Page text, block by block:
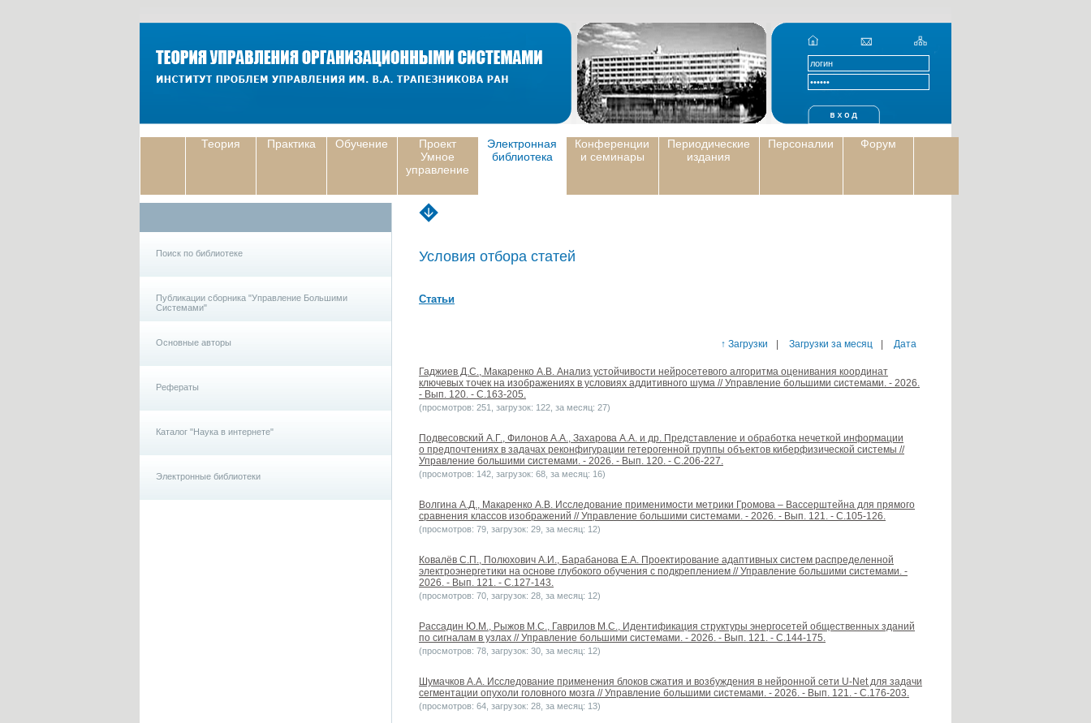
Теория Практика Обучение
Проект
Умное
управление
Электронная
библиотека
Конференции
и семинары
Периодические
издания
Персоналии Форум
Поиск по библиотеке
Публикации сборника "Управление Большими
Системами"
Основные авторы
Рефераты
Каталог "Наука в интернете"
Электронные библиотеки
Условия отбора статей
Статьи
↑ Загрузки Загрузки за месяц Дата
Гаджиев Д.С., Макаренко А.В. Анализ устойчивости нейросетевого алгоритма оценивания координат
ключевых точек на изображениях в условиях аддитивного шума // Управление большими системами. - 2026.
- Вып. 120. - С.163-205.
(просмотров: 251, загрузок: 122, за месяц: 27)
Подвесовский А.Г., Филонов А.А., Захарова А.А. и др. Представление и обработка нечеткой информации
о предпочтениях в задачах реконфигурации гетерогенной группы объектов киберфизической системы //
Управление большими системами. - 2026. - Вып. 120. - С.206-227.
(просмотров: 142, загрузок: 68, за месяц: 16)
Волгина А.Д., Макаренко А.В. Исследование применимости метрики Громова – Вассерштейна для прямого
сравнения классов изображений // Управление большими системами. - 2026. - Вып. 121. - С.105-126.
(просмотров: 79, загрузок: 29, за месяц: 12)
Ковалёв С.П., Полюхович А.И., Барабанова Е.А. Проектирование адаптивных систем распределенной
электроэнергетики на основе глубокого обучения с подкреплением // Управление большими системами. -
2026. - Вып. 121. - С.127-143.
(просмотров: 70, загрузок: 28, за месяц: 12)
Рассадин Ю.М., Рыжов М.С., Гаврилов М.С., Идентификация структуры энергосетей общественных зданий
по сигналам в узлах // Управление большими системами. - 2026. - Вып. 121. - С.144-175.
(просмотров: 78, загрузок: 30, за месяц: 12)
Шумачков А.А. Исследование применения блоков сжатия и возбуждения в нейронной сети U-Net для задачи
сегментации опухоли головного мозга // Управление большими системами. - 2026. - Вып. 121. - С.176-203.
(просмотров: 64, загрузок: 28, за месяц: 13)